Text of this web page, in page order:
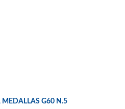
MEDALLAS G60 N.5